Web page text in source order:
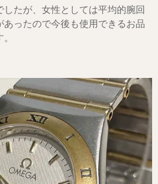
たが、女性としては平均的腕回
あったので今後も使用できるお品